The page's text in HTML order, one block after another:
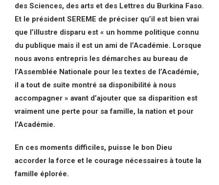
des Sciences, des arts et des Lettres du Burkina Faso.
Et le président SEREME de préciser qu’il est bien vrai
que l’illustre disparu est « un homme politique connu
du publique mais il est un ami de l’Académie. Lorsque
nous avons entrepris les démarches au bureau de
l’Assemblée Nationale pour les textes de l’Académie,
il a tout de suite montré sa disponibilité à nous
accompagner » avant d’ajouter que sa disparition est
vraiment une perte pour sa famille, la nation et pour
l’Académie.
En ces moments difficiles, puisse le bon Dieu
accorder la force et le courage nécessaires à toute la
famille éplorée.